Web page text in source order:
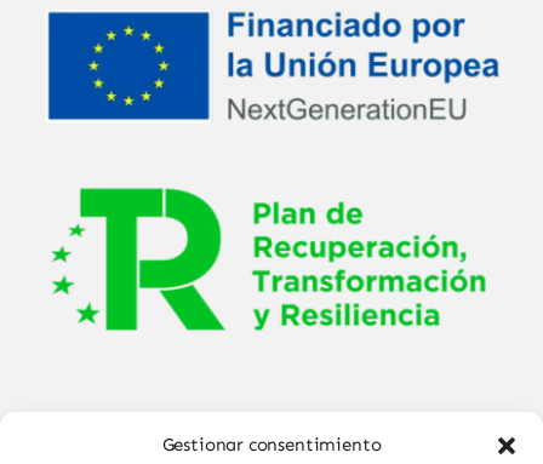
Gestionar consentimiento